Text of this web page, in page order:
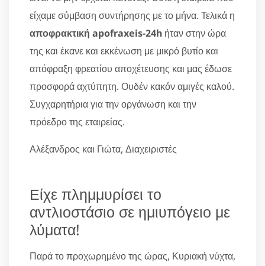
είχαμε σύμβαση συντήρησης με το μήνα. Τελικά η
αποφρακτική apofraxeis-24h ήταν στην ώρα
της και έκανε και εκκένωση με μικρό βυτίο και
απόφραξη φρεατίου αποχέτευσης και μας έδωσε
προσφορά αχτύπητη. Ουδέν κακόν αμιγές καλού.
Συγχαρητήρια για την οργάνωση και την
πρόεδρο της εταιρείας.
Αλέξανδρος και Γιώτα, Διαχειριστές
Είχε πλημμυρίσει το
αντλιοστάσιο σε ημιυπόγειο με
λύματα!
Παρά το προχωρημένο της ώρας, Κυριακή νύχτα,